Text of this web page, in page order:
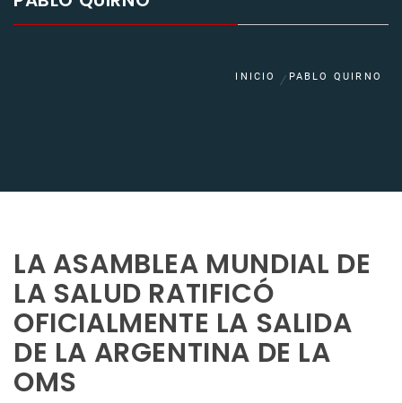
INICIO PABLO QUIRNO
LA ASAMBLEA MUNDIAL DE
LA SALUD RATIFICÓ
OFICIALMENTE LA SALIDA
DE LA ARGENTINA DE LA
OMS